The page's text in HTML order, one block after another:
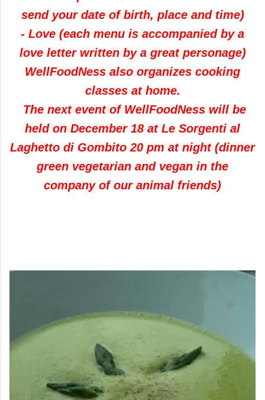
send your date of birth, place and time)
- Love (each menu is accompanied by a
love letter written by a great personage)
WellFoodNess also organizes cooking
classes at home.
The next event of WellFoodNess will be
held on December 18 at Le Sorgenti al
Laghetto di Gombito 20 pm at night (dinner
green vegetarian and vegan in the
company of our animal friends)